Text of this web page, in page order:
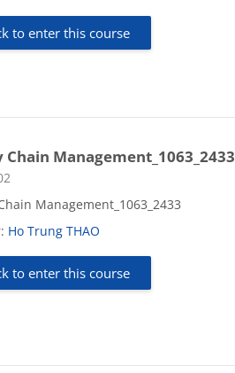
to enter this course
Chain Management_1063_2433
Management_1063_2433
Ho Trung THAO
to enter this course